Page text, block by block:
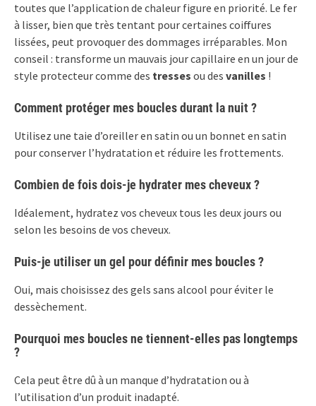
toutes que l’application de chaleur figure en priorité. Le fer
à lisser, bien que très tentant pour certaines coiffures
lissées, peut provoquer des dommages irréparables. Mon
conseil : transforme un mauvais jour capillaire en un jour de
style protecteur comme des tresses ou des vanilles !
Comment protéger mes boucles durant la nuit ?
Utilisez une taie d’oreiller en satin ou un bonnet en satin
pour conserver l’hydratation et réduire les frottements.
Combien de fois dois-je hydrater mes cheveux ?
Idéalement, hydratez vos cheveux tous les deux jours ou
selon les besoins de vos cheveux.
Puis-je utiliser un gel pour définir mes boucles ?
Oui, mais choisissez des gels sans alcool pour éviter le
dessèchement.
Pourquoi mes boucles ne tiennent-elles pas longtemps
?
Cela peut être dû à un manque d’hydratation ou à
l’utilisation d’un produit inadapté.